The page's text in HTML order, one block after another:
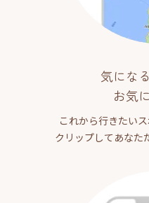
気にな
お気
これから行きたい
クリップしてあなた